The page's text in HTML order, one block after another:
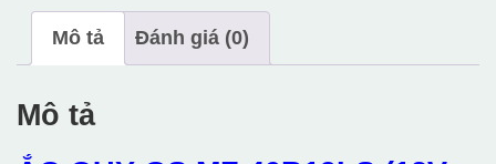
số
lượngMô tả Đánh giá (0)
Mô tả